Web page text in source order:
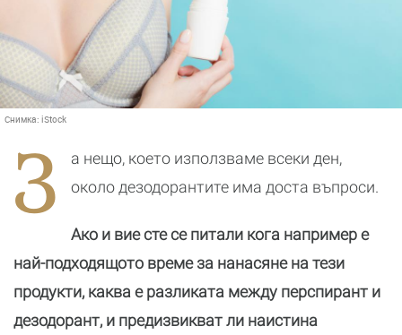
Снимка: iStock
З
а нещо, което използваме всеки ден,
около дезодорантите има доста въпроси.
Ако и вие сте се питали кога например е
най-подходящото време за нанасяне на тези
продукти, каква е разликата между перспирант и
дезодорант, и предизвикват ли наистина